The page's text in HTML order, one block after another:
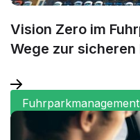
Vision Zero im
Wege zur sicheren
Fuhrparkmanagement